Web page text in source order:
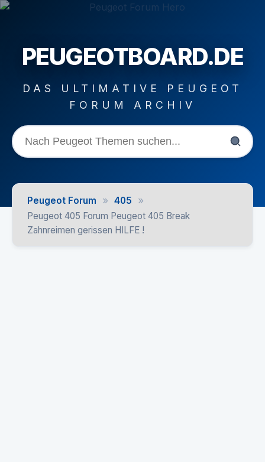
PEUGEOTBOARD.DE
DAS ULTIMATIVE PEUGEOT
FORUM ARCHIV
Peugeot Forum » 405 »
Peugeot 405 Forum Peugeot 405 Break
Zahnreimen gerissen HILFE !